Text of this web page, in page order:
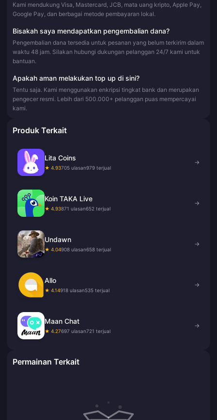
Kami mendukung Visa, Mastercard, JCB, mata uang kripto, Apple Pay,
Google Pay, dan berbagai metode pembayaran lokal.
Bisakah saya mendapatkan pengembalian dana?
Pengembalian dana tersedia untuk pesanan yang belum terkirim dalam
waktu 48 jam. Silakan hubungi dukungan pelanggan 24/7 kami untuk
bantuan.
Apakah aman melakukan top up di sini?
Tentu saja. Kami menggunakan enkripsi tingkat bank dan merupakan
pengecer resmi. Lebih dari 500.000+ pelanggan puas mempercayai
kami.
Produk Terkait
Lita Coins
★ 4.93705 ulasan979 terjual
→
Koin TAKA Live
★ 4.93871 ulasan652 terjual
→
Undawn
★ 4.04908 ulasan658 terjual
→
Allo
★ 4.14918 ulasan535 terjual
→
Maan Chat
★ 4.27697 ulasan721 terjual
→
Permainan Terkait